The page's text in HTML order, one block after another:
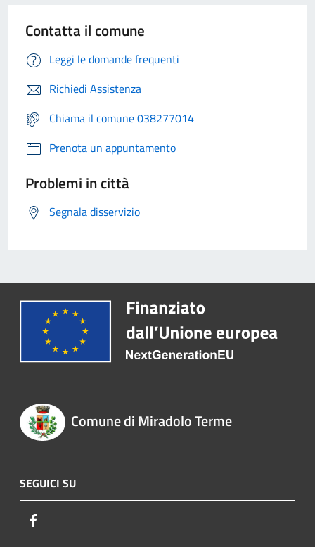
Contatta il comune
Leggi le domande frequenti
Richiedi Assistenza
Chiama il comune 038277014
Prenota un appuntamento
Problemi in città
Segnala disservizio
Comune di Miradolo Terme
SEGUICI SU